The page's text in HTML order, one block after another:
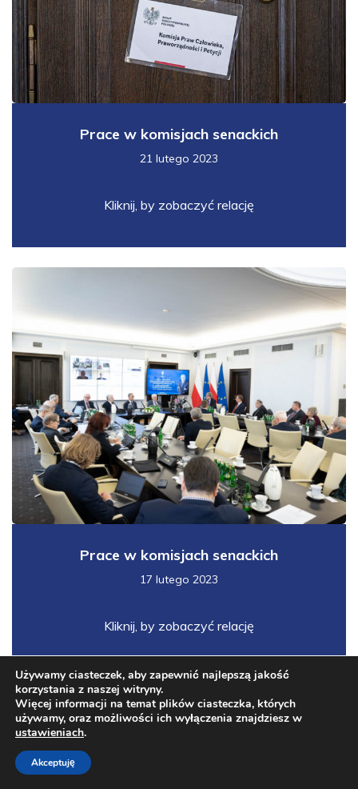
Prace w komisjach senackich
21 lutego 2023
Kliknij, by zobaczyć relację
Prace w komisjach senackich
17 lutego 2023
Kliknij, by zobaczyć relację
© 2019-2026 Wiktor Durlak Senator RP
Używamy ciasteczek, aby zapewnić najlepszą jakość
korzystania z naszej witryny.
Więcej informacji na temat plików ciasteczka, których
używamy, oraz możliwości ich wyłączenia znajdziesz w
ustawieniach.
Akceptuję